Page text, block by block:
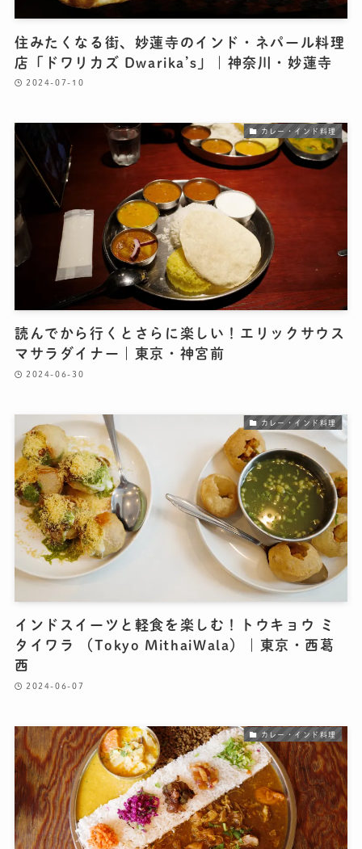
住みたくなる街、妙蓮寺のインド・ネパール料理
店「ドワリカズ Dwarika’s」｜神奈川・妙蓮寺
2024-07-10
カレー・インド料理
読んでから行くとさらに楽しい！エリックサウス
マサラダイナー｜東京・神宮前
2024-06-30
カレー・インド料理
インドスイーツと軽食を楽しむ！トウキョウ ミ
タイワラ （Tokyo MithaiWala）｜東京・西葛
西
2024-06-07
カレー・インド料理